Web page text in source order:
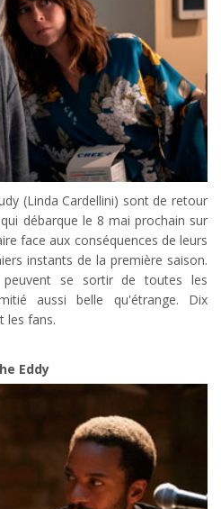
(Linda Cardellini) sont de retour
débarque le 8 mai prochain sur
face aux conséquences de leurs
instants de la première saison.
se sortir de toutes les
aussi belle qu'étrange. Dix
les fans.
Eddy